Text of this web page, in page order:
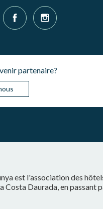
partenaire?
est l'association des
Costa Daurada, en passant